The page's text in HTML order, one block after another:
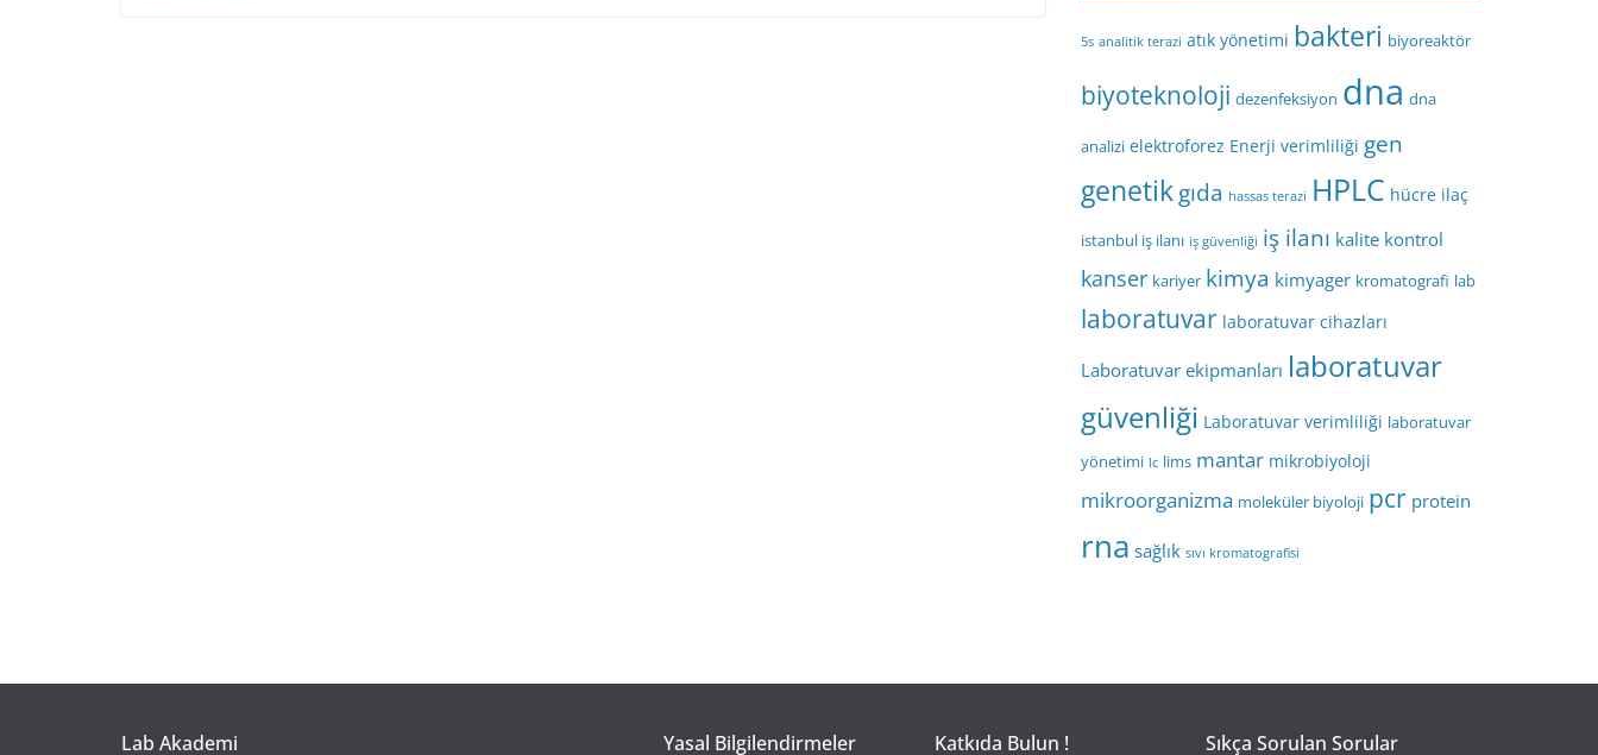
5s analitik terazi atık yönetimi bakteri biyoreaktör
biyoteknoloji dezenfeksiyon dna dna
analizi elektroforez Enerji verimliliği gen
genetikgıda hassas terazi HPLC hücre ilaç
istanbul iş ilanı iş güvenliği iş ilanı kalite kontrol
kanser kariyer kimya kimyager kromatografi lab
laboratuvar laboratuvar cihazları
Laboratuvar ekipmanları laboratuvar
güvenliği Laboratuvar verimliliği laboratuvar
yönetimi lc lims mantar mikrobiyoloji
mikroorganizma moleküler biyoloji pcr protein
rna sağlık sıvı kromatografisi
Lab Akademi Yasal Bilgilendirmeler Katkıda Bulun ! Sıkça Sorulan Sorular